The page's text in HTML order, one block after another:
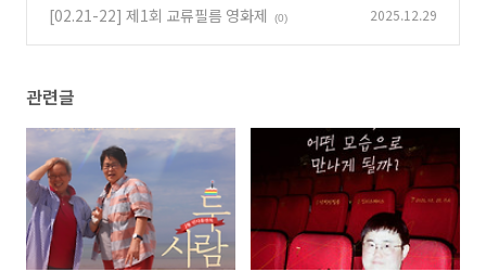
(0)
[02.21-22] 제1회 교류필름 영화제 (0) 2025.12.29
관련글